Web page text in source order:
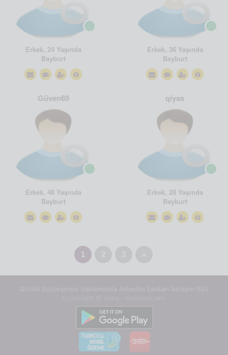
Erkek, 24 Yaşında
Bayburt
Erkek, 36 Yaşında
Bayburt
Güven69
Erkek, 48 Yaşında
Bayburt
qiyas
Erkek, 28 Yaşında
Bayburt
1